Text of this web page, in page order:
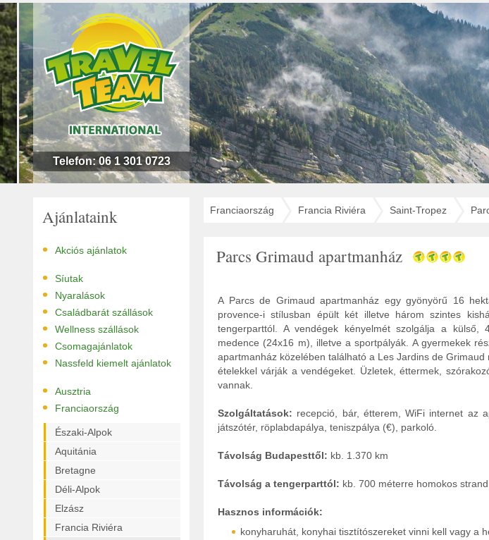
Telefon: 06 1 301 0723
Ajánlataink
• Akciós ajánlatok
• Síutak
• Nyaralások
• Családbarát szállások
• Wellness szállások
• Csomagajánlatok
• Nassfeld kiemelt ajánlatok
• Ausztria
• Franciaország
Északi-Alpok
Aquitánia
Bretagne
Déli-Alpok
Elzász
Francia Riviéra
Franciaország Francia Riviéra Saint-Tropez
Parcs Grimaud apartmanház
A Parcs de Grimaud apartmanház egy gyönyörű 16
provence-i stílusban épült két illetve három szintes
tengerparttól. A vendégek kényelmét szolgálja a külső,
medence (24x16 m), illetve a sportpályák. A gyermekek
apartmanház közelében található a Les Jardins de
ételekkel várják a vendégeket. Üzletek, éttermek,
vannak.
Szolgáltatások: recepció, bár, étterem, WiFi internet az
játszótér, röplabdapálya, teniszpálya (€), parkoló.
Távolság Budapesttől: kb. 1.370 km
Távolság a tengerparttól: kb. 700 méterre homokos strand.
Hasznos információk:
konyharuhát, konyhai tisztítószereket vinni kell vagy a